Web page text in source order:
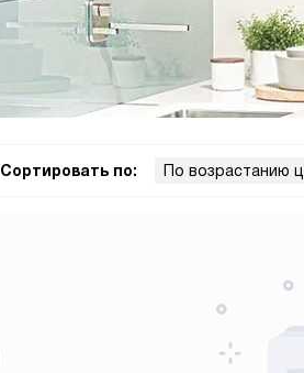
Сортировать по: По возрастанию